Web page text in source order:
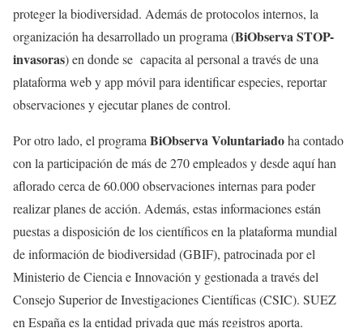
proteger la biodiversidad. Además de protocolos internos, la
organización ha desarrollado un programa (BiObserva STOP-
invasoras) en donde se capacita al personal a través de una
plataforma web y app móvil para identificar especies, reportar
observaciones y ejecutar planes de control.
Por otro lado, el programa BiObserva Voluntariadoha contado
con la participación de más de 270 empleados y desde aquí han
aflorado cerca de 60.000 observaciones internas para poder
realizar planes de acción. Además, estas informaciones están
puestas a disposición de los científicos en la plataforma mundial
de información de biodiversidad (GBIF), patrocinada por el
Ministerio de Ciencia e Innovación y gestionada a través del
Consejo Superior de Investigaciones Científicas (CSIC). SUEZ
en España es la entidad privada que más registros aporta.